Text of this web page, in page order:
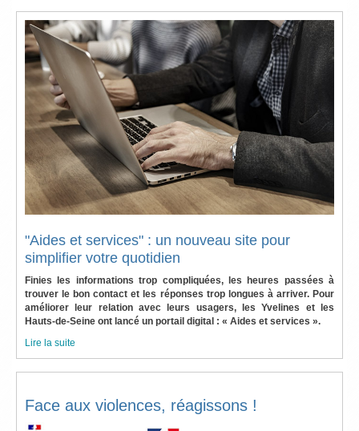
"Aides et services" : un nouveau site pour
simplifier votre quotidien
Finies les informations trop compliquées, les heures passées à
trouver le bon contact et les réponses trop longues à arriver. Pour
améliorer leur relation avec leurs usagers, les Yvelines et les
Hauts-de-Seine ont lancé un portail digital : « Aides et services ».
Lire la suite
Face aux violences, réagissons !